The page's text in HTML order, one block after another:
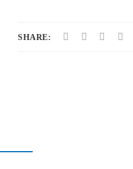
SHARE: